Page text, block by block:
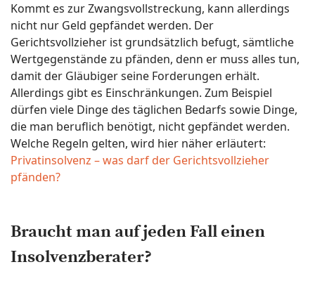
Kommt es zur Zwangsvollstreckung, kann allerdings
nicht nur Geld gepfändet werden. Der
Gerichtsvollzieher ist grundsätzlich befugt, sämtliche
Wertgegenstände zu pfänden, denn er muss alles tun,
damit der Gläubiger seine Forderungen erhält.
Allerdings gibt es Einschränkungen. Zum Beispiel
dürfen viele Dinge des täglichen Bedarfs sowie Dinge,
die man beruflich benötigt, nicht gepfändet werden.
Welche Regeln gelten, wird hier näher erläutert:
Privatinsolvenz – was darf der Gerichtsvollzieher
pfänden?
Braucht man auf jeden Fall einen
Insolvenzberater?